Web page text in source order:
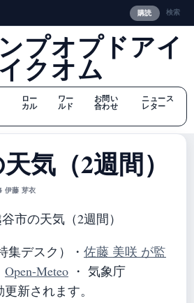
購読 検索
プオプドアイ
クオム
ロー
カル
ワー
ルド
お問い
合わせ
ニュース
レター
気（2週間）
伊藤 芽衣
市の天気（2週間）
集デスク） ・ 佐藤 美咲 が監
Open-Meteo ・ 気象庁
新されます。